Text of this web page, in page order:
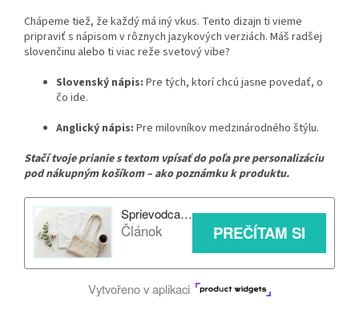
Chápeme tiež, že každý má iný vkus. Tento dizajn ti vieme
pripraviť s nápisom v rôznych jazykových verziách. Máš radšej
slovenčinu alebo ti viac reže svetový vibe?
Slovenský nápis: Pre tých, ktorí chcú jasne povedať, o
čo ide.
Anglický nápis: Pre milovníkov medzinárodného štýlu.
Stačí tvoje prianie s textom vpísať do poľa pre personalizáciu
pod nákupným košíkom – ako poznámku k produktu.